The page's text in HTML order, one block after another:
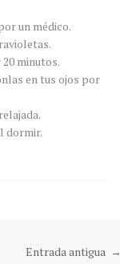
un médico.
minutos.
en tus ojos por
dormir.
Entrada antigua →